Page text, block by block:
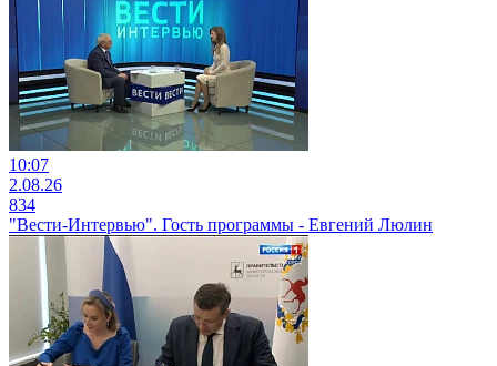
10:07
2.08.26
834
"Вести-Интервью". Гость программы - Евгений Люлин